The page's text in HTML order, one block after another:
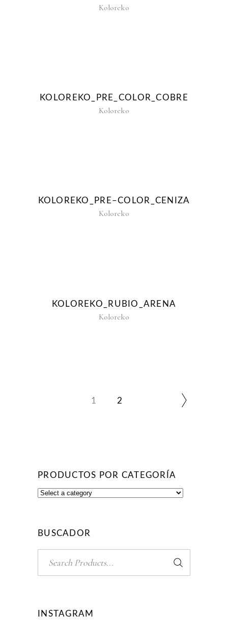
Koloreko
KOLOREKO_PRE_COLOR_COBRE
Koloreko
KOLOREKO_PRE–COLOR_CENIZA
Koloreko
KOLOREKO_RUBIO_ARENA
Koloreko
1 2
PRODUCTOS POR CATEGORÍA
BUSCADOR
INSTAGRAM